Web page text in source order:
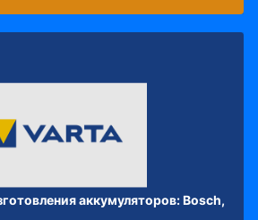
аккумуляторов: Bosch,